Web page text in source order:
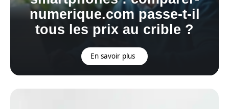
numerique.com passe-t-il
tous les prix au crible ?
En savoir plus